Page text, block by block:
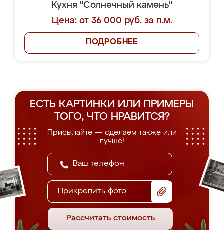
Кухня "Солнечный камень"
Цена: от 36 000 руб. за п.м.
ПОДРОБНЕЕ
ЕСТЬ КАРТИНКИ ИЛИ ПРИМЕРЫ
ТОГО, ЧТО НРАВИТСЯ?
Присылайте — сделаем также или
лучше!
Прикрепить фото
Рассчитать стоимость